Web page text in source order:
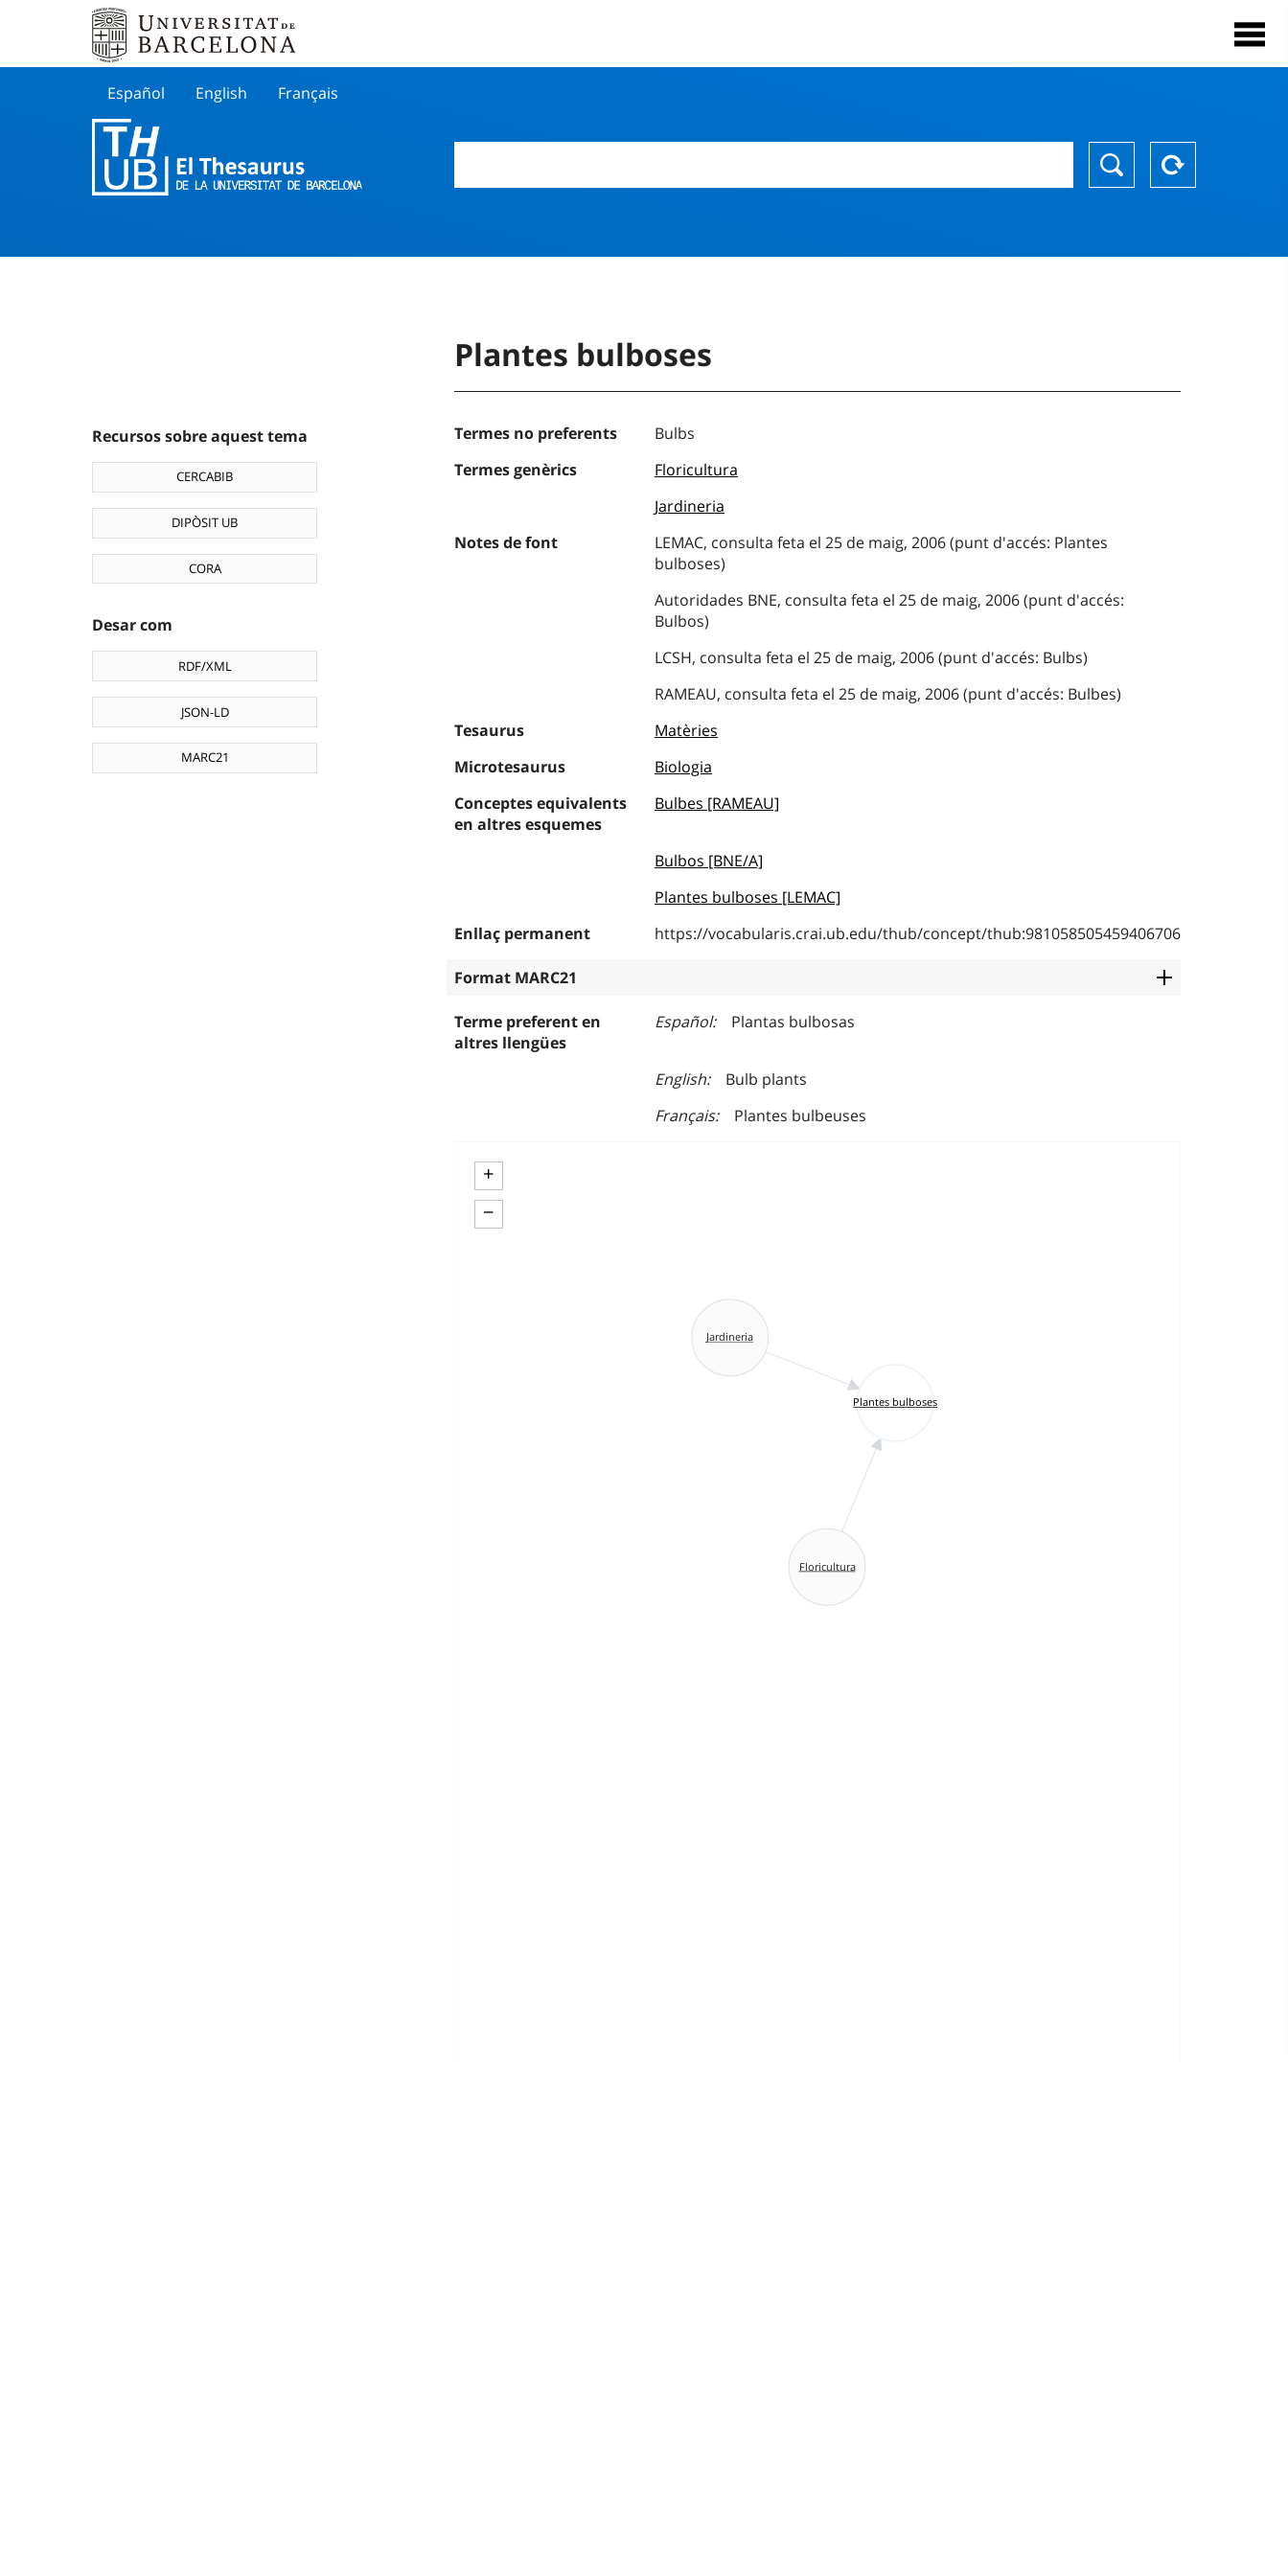
Español English Français
Recursos sobre aquest tema
CERCABIB
DIPÒSIT UB
CORA
Desar com
RDF/XML
JSON-LD
MARC21
Plantes bulboses
Termes no preferents
Bulbs
Termes genèrics
Floricultura
Jardineria
Notes de font
LEMAC, consulta feta el 25 de maig, 2006 (punt d'accés: Plantes
bulboses)
Autoridades BNE, consulta feta el 25 de maig, 2006 (punt d'accés:
Bulbos)
LCSH, consulta feta el 25 de maig, 2006 (punt d'accés: Bulbs)
RAMEAU, consulta feta el 25 de maig, 2006 (punt d'accés: Bulbes)
Tesaurus
Matèries
Microtesaurus
Biologia
Conceptes equivalents
en altres esquemes
Bulbes [RAMEAU]
Bulbos [BNE/A]
Plantes bulboses [LEMAC]
Enllaç permanent
https://vocabularis.crai.ub.edu/thub/concept/thub:981058505459406706
Format MARC21
Terme preferent en
altres llengües
Español Plantas bulbosas
English
Bulb plants
Français
Plantes bulbeuses
+
−
Plantes bulboses
Floricultura
Jardineria